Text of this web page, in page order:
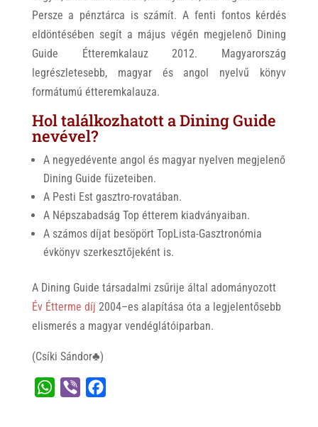
Persze a pénztárca is számít. A fenti fontos kérdés
eldöntésében segít a május végén megjelenő Dining
Guide Étteremkalauz 2012. Magyarország
legrészletesebb, magyar és angol nyelvű könyv
formátumú étteremkalauza.
Hol találkozhatott a Dining Guide
nevével?
A negyedévente angol és magyar nyelven megjelenő
Dining Guide füzeteiben.
A Pesti Est gasztro-rovatában.
A Népszabadság Top étterem kiadványaiban.
A számos díjat besöpört TopLista-Gasztronómia
évkönyv szerkesztőjeként is.
A Dining Guide társadalmi zsűrije által adományozott
Év Étterme díj 2004–es alapítása óta a legjelentősebb
elismerés a magyar vendéglátóiparban.
(Csíki Sándor♣)